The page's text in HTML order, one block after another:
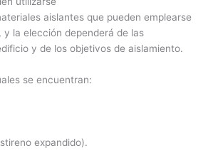
aislantes que pueden emplearse
y la elección dependerá de las
y de los objetivos de aislamiento.
se encuentran:
expandido).